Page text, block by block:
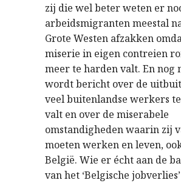
zij die wel beter weten er
arbeidsmigranten meestal
Grote Westen afzakken
miserie in eigen contreien
meer te harden valt. En nog
wordt bericht over de
veel buitenlandse werkers
valt en over de miserabele
omstandigheden waarin zij
moeten werken en leven,
België. Wie er écht aan de
van het ‘Belgische